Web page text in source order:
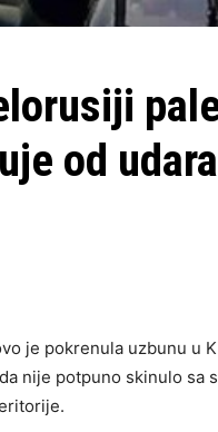
od
je pokrenula uzbunu u
nije potpuno skinulo sa